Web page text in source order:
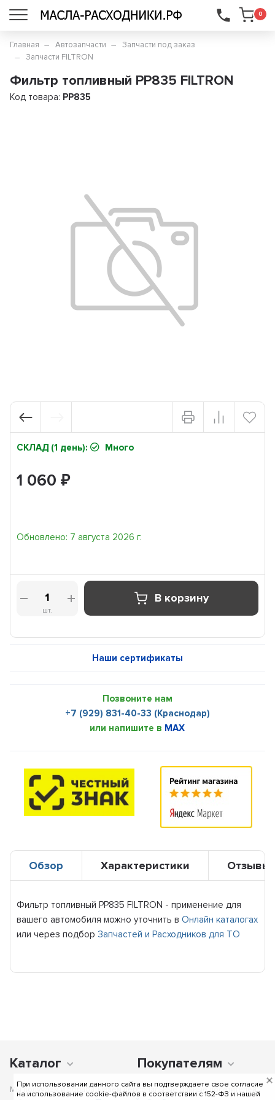
При использовании данного сайта вы подтверждаете свое согласие
на использование cookie-файлов в соответствии c 152-ФЗ и нашей
0
...
Главная Автозапчасти
Запчасти под заказ
Запчасти FILTRON
Фильтр топливный PP835 FILTRON
Код товара: PP835
СКЛАД (1 день): Много
1 060₽
Обновлено: 7 августа 2026 г.
шт.
В корзину
Наши сертификаты
Позвоните нам
+7 (929) 831-40-33 (Краснодар)
или напишите в MAX
Обзор Характеристики Отзывы
Фильтр топливный PP835 FILTRON - применение для
вашего автомобиля можно уточнить вОнлайн каталогах
или через подбор Запчастей и Расходников для ТО
Каталог Покупателям
Мы получаем и обрабатываем персональные данные посетителей